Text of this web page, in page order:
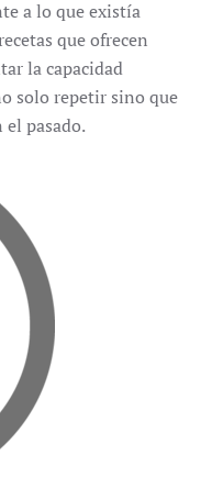
a lo que existía
que ofrecen
la capacidad
solo repetir sino que
el pasado.